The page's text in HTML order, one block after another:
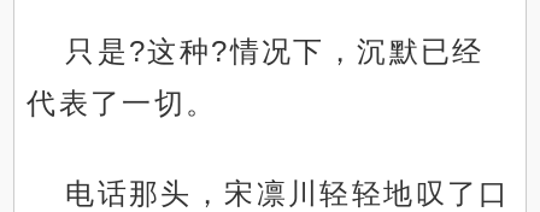
只是?这种?情况下，沉默已经
代表了一切。
电话那头，宋凛川轻轻地叹了口